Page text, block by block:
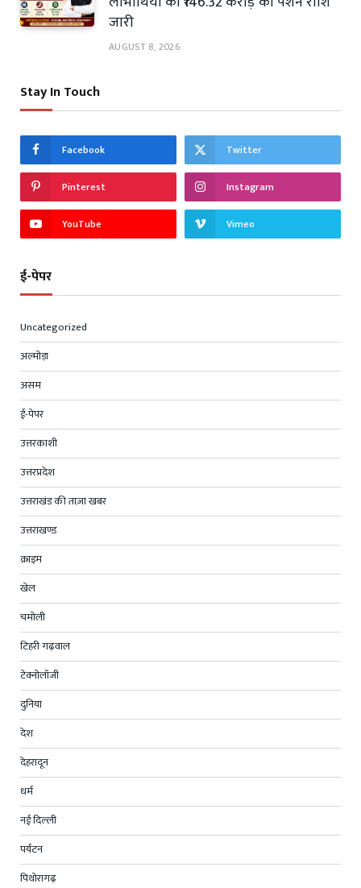
जारी
AUGUST 8, 2026
Stay In Touch
Facebook Twitter
Pinterest Instagram
YouTube Vimeo
ई-पेपर
Uncategorized
अल्मोड़ा
असम
ई-पेपर
उत्तरकाशी
उत्तरप्रदेश
उत्तराखंड की ताज़ा खबर
उत्तराखण्ड
क्राइम
खेल
चमोली
टिहरी गढ़वाल
टेक्नोलॉजी
दुनिया
देश
देहरादून
धर्म
नई दिल्ली
पर्यटन
पिथोरागढ़